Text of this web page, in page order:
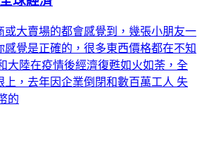
或大賣場的都會感覺到，幾張小朋友一
覺是正確的，很多東西價格都在不知
大陸在疫情後經濟復甦如火如荼，全
上，去年因企業倒閉和數百萬工人 失
的